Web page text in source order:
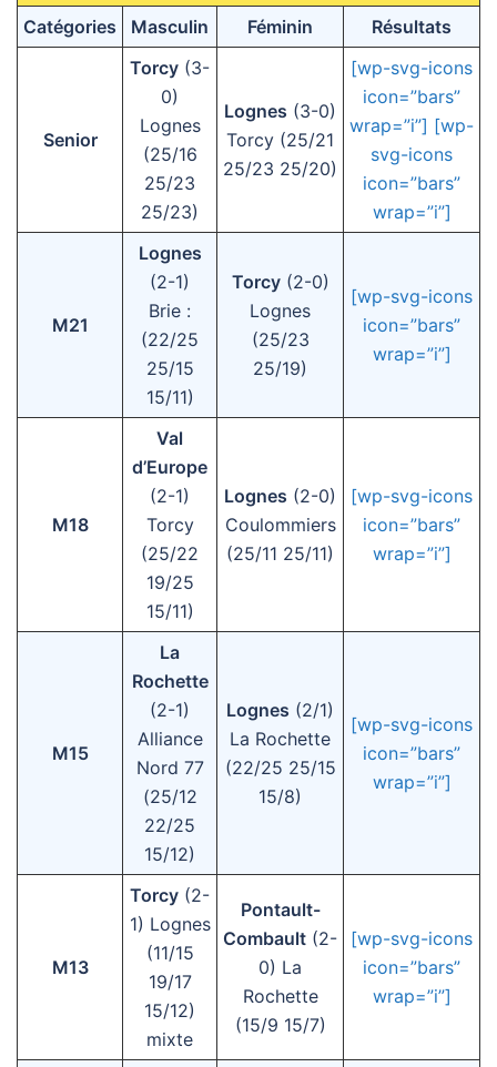
Catégories
Masculin Féminin Résultats
Senior
Torcy (3-
0)
Lognes
(25/16
25/23
25/23)
Lognes (3-0)
Torcy (25/21
25/23 25/20)
[wp-svg-icons
icon=”bars”
wrap=”i”] [wp-
svg-icons
icon=”bars”
wrap=”i”]
M21
Lognes
(2-1)
Brie :
(22/25
25/15
15/11)
Torcy(2-0)
Lognes
(25/23
25/19)
[wp-svg-icons
icon=”bars”
wrap=”i”]
M18
Val
d’Europe
(2-1)
Torcy
(25/22
19/25
15/11)
Lognes (2-0)
Coulommiers
(25/11 25/11)
[wp-svg-icons
icon=”bars”
wrap=”i”]
M15
La
Rochette
(2-1)
Alliance
Nord 77
(25/12
22/25
15/12)
Lognes (2/1)
La Rochette
(22/25 25/15
15/8)
[wp-svg-icons
icon=”bars”
wrap=”i”]
M13
Torcy (2-
1) Lognes
(11/15
19/17
15/12)
mixte
Pontault-
Combault (2-
0) La
Rochette
(15/9 15/7)
[wp-svg-icons
icon=”bars”
wrap=”i”]